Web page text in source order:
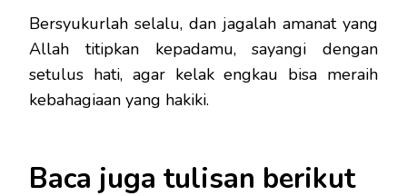
Bersyukurlah selalu, dan jagalah amanat yang
Allah titipkan kepadamu, sayangi dengan
setulus hati, agar kelak engkau bisa meraih
kebahagiaan yang hakiki.
Baca juga tulisan berikut